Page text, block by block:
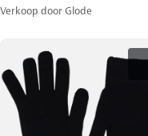
Verkoop doorGlode